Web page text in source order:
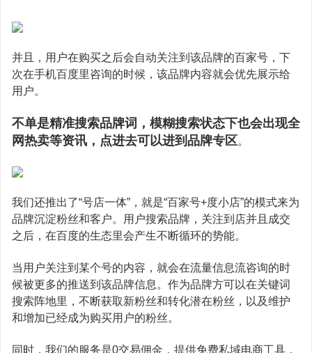
并且，用户在购买之后会自动关注到该品牌的百家号，下
次在手机百度里咨询的时候，该品牌内容就会优先展示给
用户。
不单是精准搜索品牌词，模糊搜索状态下也会出现全
网热卖等资讯，点进去可以进到品牌专区。
我们还推出了“号店一体”，就是“百家号+度小店”的模式来为
品牌沉淀粉丝和客户。用户搜索品牌，关注到店并且成交
之后，在百度的生态里会产生不断循环的势能。
当用户关注到某个号的内容，就会在流量信息流咨询的时
候被更多的推送到该品牌信息。作为品牌方可以在关键词
搜索阵地里，不断获取新粉丝和转化潜在粉丝，以及维护
和增加已经成为购买用户的粉丝。
同时，我们的服务是0交易佣金，提供免费私域电商工具，